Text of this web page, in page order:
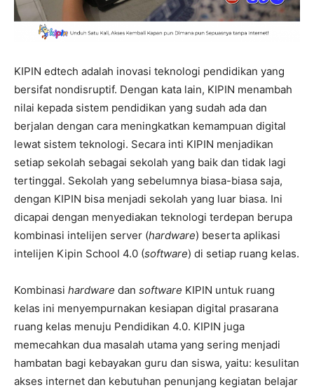
KIPIN edtech adalah inovasi teknologi pendidikan yang
bersifat nondisruptif. Dengan kata lain, KIPIN menambah
nilai kepada sistem pendidikan yang sudah ada dan
berjalan dengan cara meningkatkan kemampuan digital
lewat sistem teknologi. Secara inti KIPIN menjadikan
setiap sekolah sebagai sekolah yang baik dan tidak lagi
tertinggal. Sekolah yang sebelumnya biasa-biasa saja,
dengan KIPIN bisa menjadi sekolah yang luar biasa. Ini
dicapai dengan menyediakan teknologi terdepan berupa
kombinasi intelijen server (hardware) beserta aplikasi
intelijen Kipin School 4.0 (software) di setiap ruang kelas.
Kombinasi hardware dan software KIPIN untuk ruang
kelas ini menyempurnakan kesiapan digital prasarana
ruang kelas menuju Pendidikan 4.0. KIPIN juga
memecahkan dua masalah utama yang sering menjadi
hambatan bagi kebayakan guru dan siswa, yaitu: kesulitan
akses internet dan kebutuhan penunjang kegiatan belajar